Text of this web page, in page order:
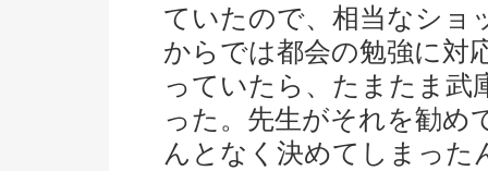
ていたので、相当なショ
からでは都会の勉強に対
っていたら、たまたま武
った。先生がそれを勧め
んとなく決めてしまった